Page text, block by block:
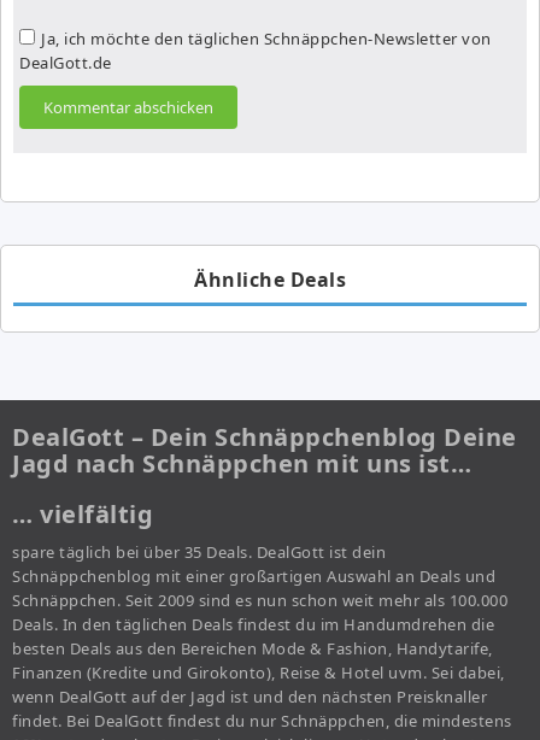
Ja, ich möchte den täglichen Schnäppchen-Newsletter von
DealGott.de
Ähnliche Deals
DealGott – Dein Schnäppchenblog Deine
Jagd nach Schnäppchen mit uns ist…
… vielfältig
spare täglich bei über 35 Deals. DealGott ist dein
Schnäppchenblog mit einer großartigen Auswahl an Deals und
Schnäppchen. Seit 2009 sind es nun schon weit mehr als 100.000
Deals. In den täglichen Deals findest du im Handumdrehen die
besten Deals aus den Bereichen Mode & Fashion, Handytarife,
Finanzen (Kredite und Girokonto), Reise & Hotel uvm. Sei dabei,
wenn DealGott auf der Jagd ist und den nächsten Preisknaller
findet. Bei DealGott findest du nur Schnäppchen, die mindestens